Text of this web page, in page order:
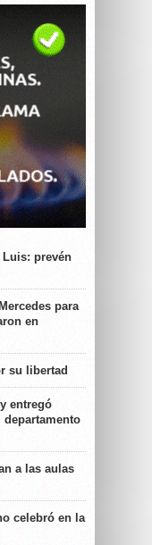
prevén
para
en
su libertad
entregó
a las aulas
celebró en la